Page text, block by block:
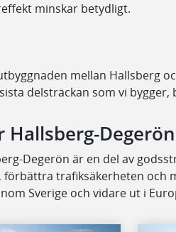
minskar betydligt.
mellan Hallsberg
delsträckan som vi bygger,
Hallsberg-Degerön
Degerön är en del av
förbättra trafiksäkerheten och
Sverige och vidare ut i